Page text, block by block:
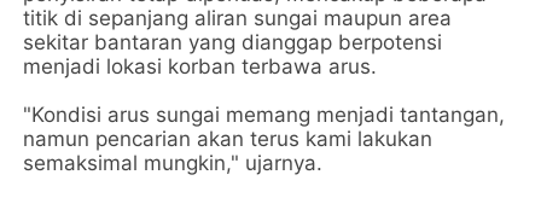
titik di sepanjang aliran sungai maupun area
sekitar bantaran yang dianggap berpotensi
menjadi lokasi korban terbawa arus.
"Kondisi arus sungai memang menjadi tantangan,
namun pencarian akan terus kami lakukan
semaksimal mungkin," ujarnya.